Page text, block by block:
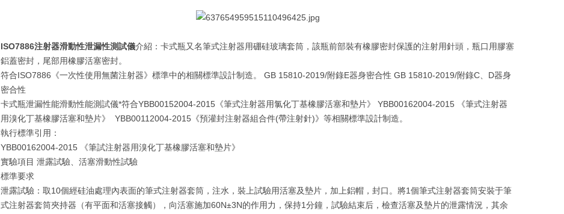
ISO7886注射器滑動性泄漏性測試儀介紹：卡式瓶又名筆式注射器用硼硅玻璃套筒，該瓶前部裝有橡膠密封保護的注射用針頭，瓶口用膠塞
鋁蓋密封，尾部用橡膠活塞密封。
符合ISO7886《一次性使用無菌注射器》標準中的相關標準設計制造。 GB 15810-2019/附錄E器身密合性 GB 15810-2019/附錄C、D器身
密合性
卡式瓶泄漏性能滑動性能測試儀*符合YBB00152004-2015《筆式注射器用氯化丁基橡膠活塞和墊片》 YBB00162004-2015 《筆式注射器
用溴化丁基橡膠活塞和墊片》 YBB00112004-2015《預灌封注射器組合件(帶注射針)》等相關標準設計制造。
執行標準引用：
YBB00162004-2015 《筆試注射器用溴化丁基橡膠活塞和墊片》
實驗項目 泄露試驗、活塞滑動性試驗
標準要求
泄露試驗：取10個經硅油處理內表面的筆式注射器套筒，注水，裝上試驗用活塞及墊片，加上鋁帽，封口。將1個筆式注射器套筒安裝于筆
式注射器套筒夾持器（有平面和活塞接觸），向活塞施加60N±3N的作用力，保持1分鐘，試驗結束后，檢查活塞及墊片的泄露情況，其余